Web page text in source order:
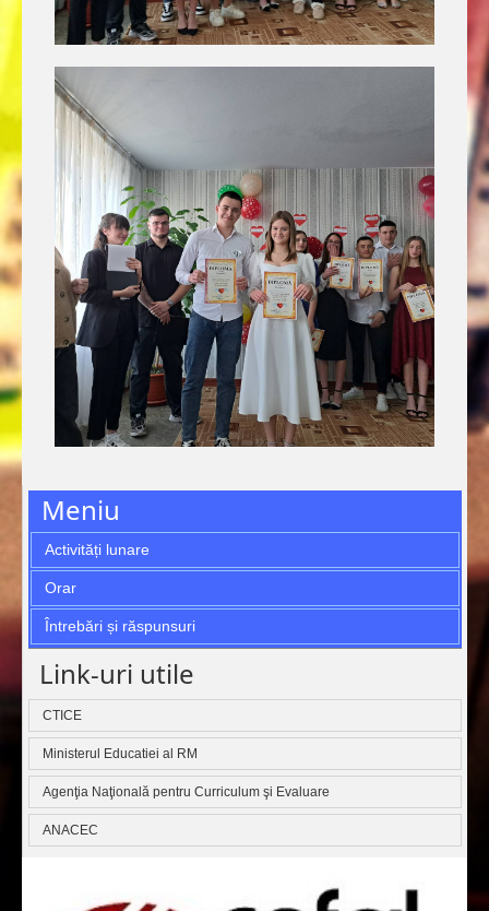
Meniu
Activități lunare
Orar
Întrebări și răspunsuri
Link-uri utile
CTICE
Ministerul Educatiei al RM
Agenţia Naţională pentru Curriculum şi Evaluare
ANACEC